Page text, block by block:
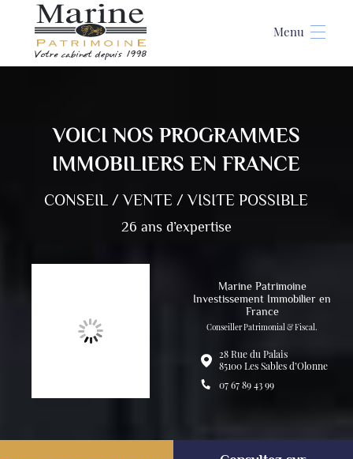
VOICI NOS PROGRAMMES
IMMOBILIERS EN FRANCE
CONSEIL / VENTE / VISITE POSSIBLE
26 ans d’expertise
Marine Patrimoine
Investissement Immobilier en
France
Conseiller Patrimonial & Fiscal.
28 Rue du Palais
85100 Les Sables d’Olonne
07 67 89 43 99